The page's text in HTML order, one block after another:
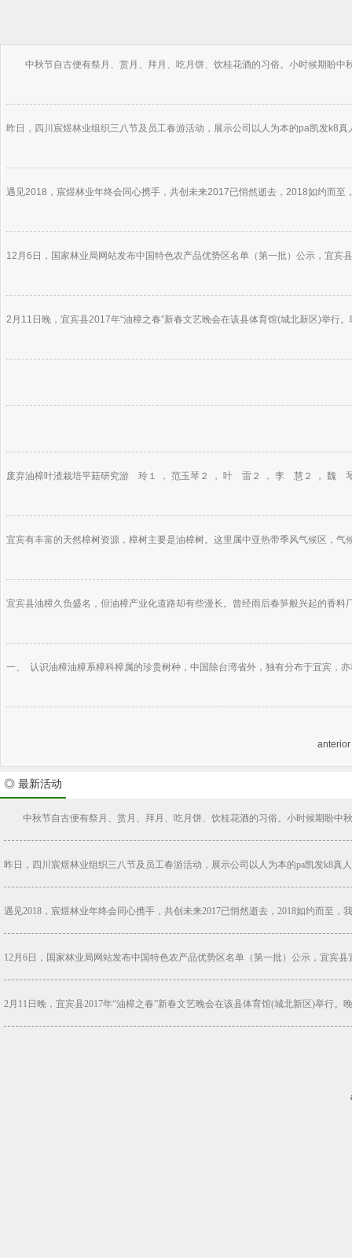
中秋节自古便有祭月、赏月、拜月、吃月饼、饮桂花酒的习俗。小时候期盼中
昨日，四川宸煜林业组织三八节及员工春游活动，展示公司以人为本的pa凯发k8
遇见2018，宸煜林业年终会同心携手，共创未来2017已悄然逝去，2018如约而至
12月6日，国家林业局网站发布中国特色农产品优势区名单（第一批）公示，宜宾
2月11日晚，宜宾县2017年“油樟之春”新春文艺晚会在该县体育馆(城北新区)举行
废弃油樟叶渣栽培平菇研究游 玲１ ， 范玉琴２ ， 叶 雷２ ， 李 慧２ ， 魏
宜宾有丰富的天然樟树资源，樟树主要是油樟树。这里属中亚热带季风气候区，
宜宾县油樟久负盛名，但油樟产业化道路却有些漫长。曾经雨后春笋般兴起的香料
一、 认识油樟油樟系樟科樟属的珍贵树种，中国除台湾省外，独有分布于宜宾，亦
anterior
◎ 最新活动
中秋节自古便有祭月、赏月、拜月、吃月饼、饮桂花酒的习俗。小时候期盼中
昨日，四川宸煜林业组织三八节及员工春游活动，展示公司以人为本的pa凯发k8真
遇见2018，宸煜林业年终会同心携手，共创未来2017已悄然逝去，2018如约而至，
12月6日，国家林业局网站发布中国特色农产品优势区名单（第一批）公示，宜宾
2月11日晚，宜宾县2017年“油樟之春”新春文艺晚会在该县体育馆(城北新区)举行